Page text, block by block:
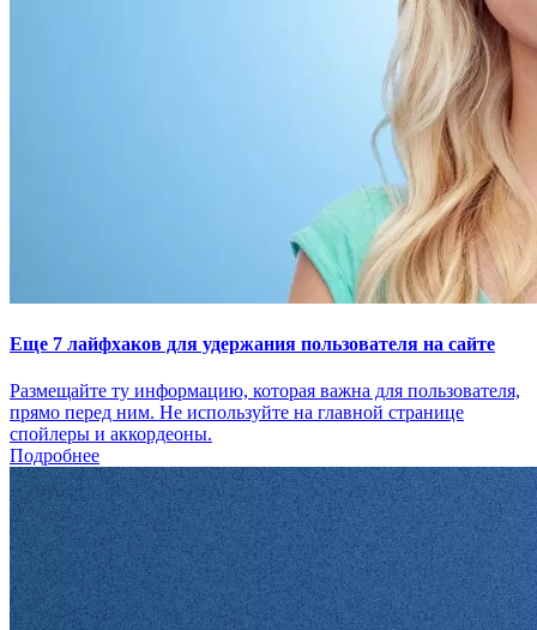
Еще 7 лайфхаков для удержания пользователя на сайте
Размещайте ту информацию, которая важна для пользователя,
прямо перед ним. Не используйте на главной странице
спойлеры и аккордеоны.
Подробнее